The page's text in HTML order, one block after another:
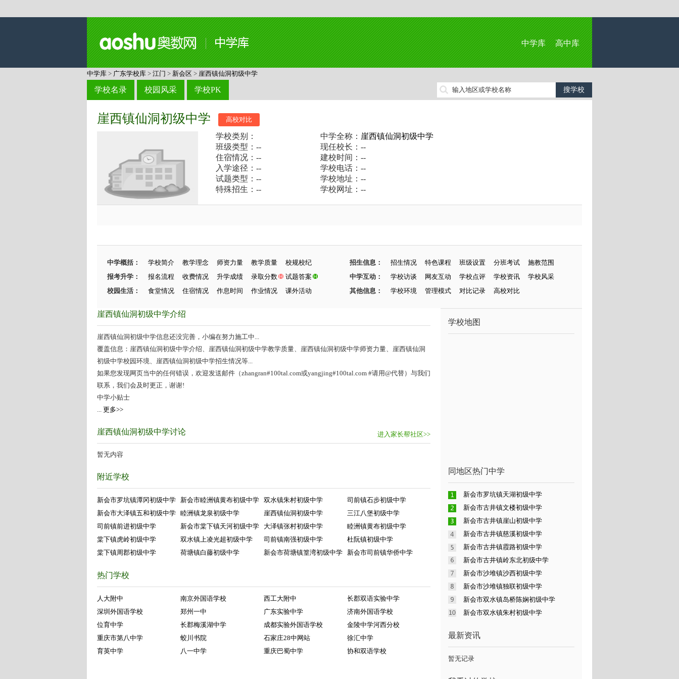
中学库 高中库
中学库 > 广东学校库 > 江门 > 新会区 > 崖西镇仙洞初级中学
学校名录 校园风采 学校PK
崖西镇仙洞初级中学 高校对比
学校类别： 中学全称： 崖西镇仙洞初级中学
班级类型：--
现任校长：--
住宿情况：--
建校时间：--
入学途径：--
学校电话：--
试题类型：--
学校地址：--
特殊招生：--
学校网址：--
中学概括： 学校简介 教学理念 师资力量 教学质量 校规校纪 招生信息： 招生情况 特色课程 班级设置 分班考试
施教范围
报考升学：
报名流程 收费情况 升学成绩 录取分数 试题答案 中学互动： 学校访谈 网友互动 学校点评 学校资讯
学校风采
校园生活：
食堂情况 住宿情况 作息时间 作业情况 课外活动 其他信息： 学校环境 管理模式 对比记录 高校对比
崖西镇仙洞初级中学介绍
崖西镇仙洞初级中学信息还没完善，小编在努力施工中...
覆盖信息：崖西镇仙洞初级中学介绍、崖西镇仙洞初级中学教学质量、崖西镇仙洞初级中学师资力量、崖西镇仙洞
初级中学校园环境、崖西镇仙洞初级中学招生情况等...
如果您发现网页当中的任何错误，欢迎发送邮件（zhangran#100tal.com或yangjing#100tal.com #请用@代替）与我们
联系，我们会及时更正，谢谢!
中学小贴士
... 更多>>
进入家长帮社区>>
崖西镇仙洞初级中学讨论
暂无内容
附近学校
新会市罗坑镇潭冈初级中学 新会市睦洲镇黄布初级中学 双水镇朱村初级中学
司前镇石步初级中学
新会市大泽镇五和初级中学 睦洲镇龙泉初级中学 崖西镇仙洞初级中学
三江八堡初级中学
司前镇前进初级中学
新会市棠下镇天河初级中学 大泽镇张村初级中学
睦洲镇黄布初级中学
棠下镇虎岭初级中学
双水镇上凌光超初级中学 司前镇南强初级中学
杜阮镇初级中学
棠下镇周郡初级中学
荷塘镇白藤初级中学 新会市荷塘镇篁湾初级中学 新会市司前镇华侨中学
热门学校
人大附中 南京外国语学校 西工大附中
长郡双语实验中学
深圳外国语学校
郑州一中 广东实验中学
济南外国语学校
位育中学
长郡梅溪湖中学 成都实验外国语学校
金陵中学河西分校
重庆市第八中学
蛟川书院 石家庄28中网站
徐汇中学
育英中学
八一中学 重庆巴蜀中学 协和双语学校
学校地图
同地区热门中学
新会市罗坑镇天湖初级中学
新会市古井镇文楼初级中学
新会市古井镇崖山初级中学
新会市古井镇慈溪初级中学
新会市古井镇霞路初级中学
新会市古井镇岭东北初级中学
新会市沙堆镇沙西初级中学
新会市沙堆镇独联初级中学
新会市双水镇岛桥陈娴初级中学
新会市双水镇朱村初级中学
最新资讯
暂无记录